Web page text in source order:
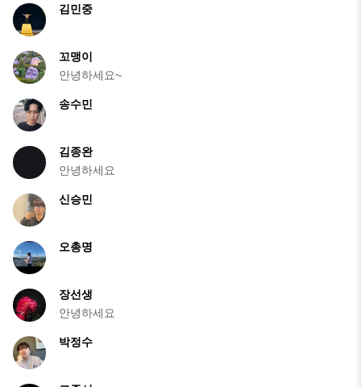
김민중
꼬맹이
안녕하세요~
송수민
김종완
안녕하세요
신승민
오총명
장선생
안녕하세요
박정수